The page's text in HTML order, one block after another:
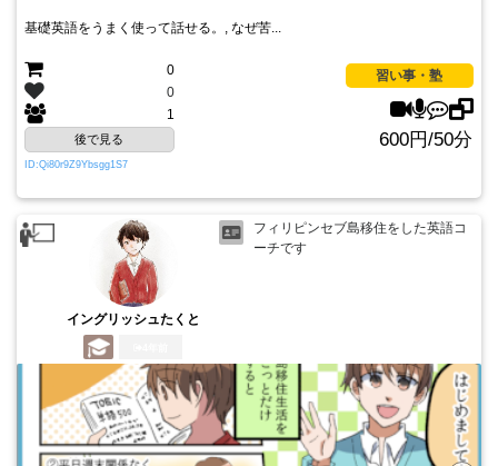
基礎英語をうまく使って話せる。, なぜ苦...
0
0
1
習い事・塾
後で見る 600円/50分
ID:Qi80r9Z9Ybsgg1S7
イングリッシュたくと
フィリピンセブ島移住をした英語コ
ーチです